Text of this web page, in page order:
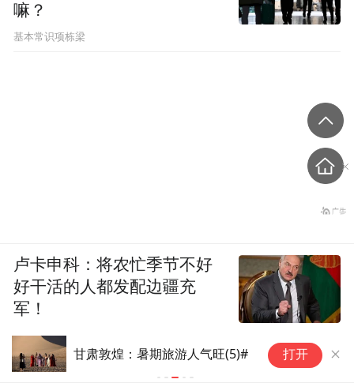
甘肃敦煌：暑期旅游人气旺(1)# 打开
嘛？
基本常识项栋梁
卢卡申科：将农忙季节不好
好干活的人都发配边疆充
军！